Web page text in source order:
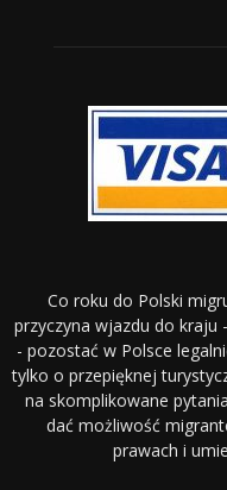
Co roku do Polski
przyczyna wjazdu do kraju
- pozostać w Polsce
tylko o przepięknej
na skomplikowane
dać możliwość
prawach i